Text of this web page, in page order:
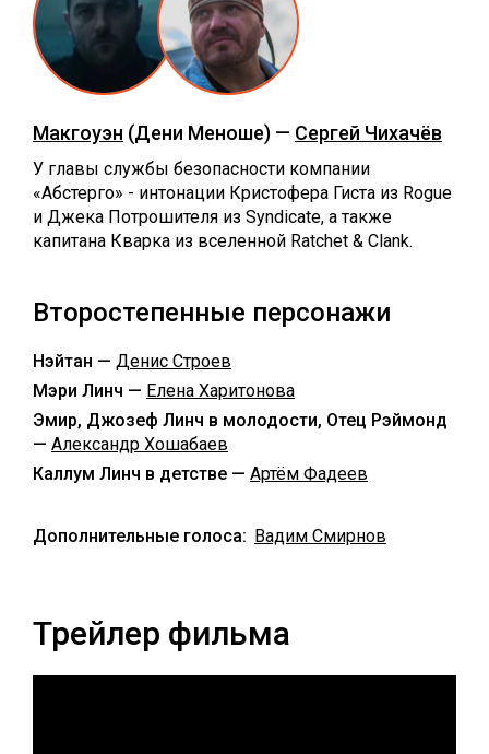
Макгоуэн (Дени Меноше) — Сергей Чихачёв
У главы службы безопасности компании
«Абстерго» - интонации Кристофера Гиста из Rogue
и Джека Потрошителя из Syndicate, а также
капитана Кварка из вселенной Ratchet & Clank.
Второстепенные персонажи
Нэйтан — Денис Строев
Мэри Линч — Елена Харитонова
Эмир, Джозеф Линч в молодости, Отец Рэймонд
— Александр Хошабаев
Каллум Линч в детстве — Артём Фадеев
Дополнительные голоса: Вадим Смирнов
Трейлер фильма